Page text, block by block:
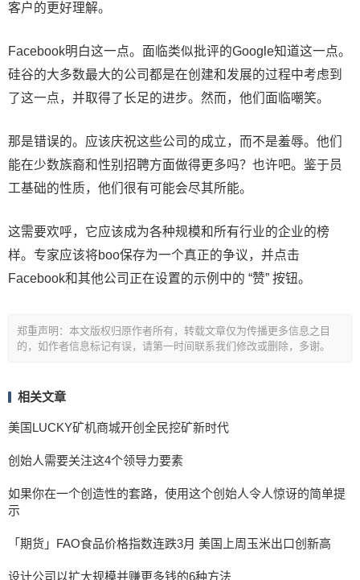
客户的更好理解。
Facebook明白这一点。面临类似批评的Google知道这一点。
硅谷的大多数最大的公司都是在创建和发展的过程中考虑到
了这一点，并取得了长足的进步。然而，他们面临嘲笑。
那是错误的。应该庆祝这些公司的成立，而不是羞辱。他们
能在少数族裔和性别招聘方面做得更多吗？也许吧。鉴于员
工基础的性质，他们很有可能会尽其所能。
这需要欢呼，它应该成为各种规模和所有行业的企业的榜
样。专家应该将boo保存为一个真正的争议，并点击
Facebook和其他公司正在设置的示例中的 “赞” 按钮。
郑重声明：本文版权归原作者所有，转载文章仅为传播更多信息之目
的，如作者信息标记有误，请第一时间联系我们修改或删除，多谢。
相关文章
美国LUCKY矿机商城开创全民挖矿新时代
创始人需要关注这4个领导力要素
如果你在一个创造性的套路，使用这个创始人令人惊讶的简单提
示
「期货」FAO食品价格指数连跌3月 美国上周玉米出口创新高
设计公司以扩大规模并赚更多钱的6种方法